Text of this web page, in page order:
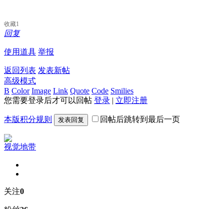
收藏1
回复
使用道具 举报
返回列表 发表新帖
高级模式
B Color Image Link Quote Code Smilies
您需要登录后才可以回帖 登录 | 立即注册
本版积分规则 发表回复 回帖后跳转到最后一页
视觉地带
关注0